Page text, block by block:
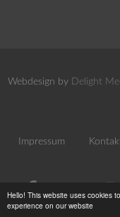
Hello! This website uses cookies
experience on our website
Webdesign by Delight
Impressum